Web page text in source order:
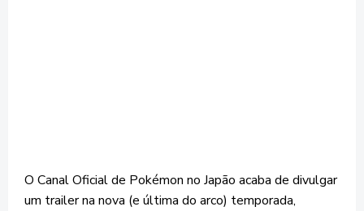
O Canal Oficial de Pokémon no Japão acaba de divulgar
um trailer na nova (e última do arco) temporada,